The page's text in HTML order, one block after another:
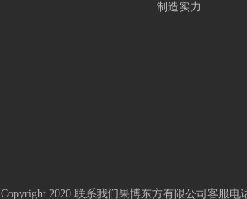
制造实力
Copyright 2020 联系我们果博东方有限公司客服电